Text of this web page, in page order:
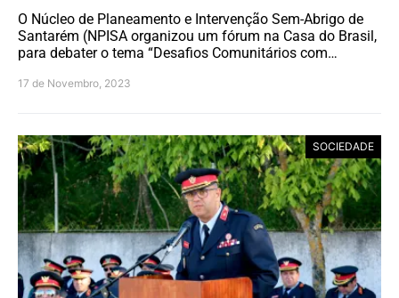
O Núcleo de Planeamento e Intervenção Sem-Abrigo de
Santarém (NPISA organizou um fórum na Casa do Brasil,
para debater o tema “Desafios Comunitários com…
17 de Novembro, 2023
SOCIEDADE